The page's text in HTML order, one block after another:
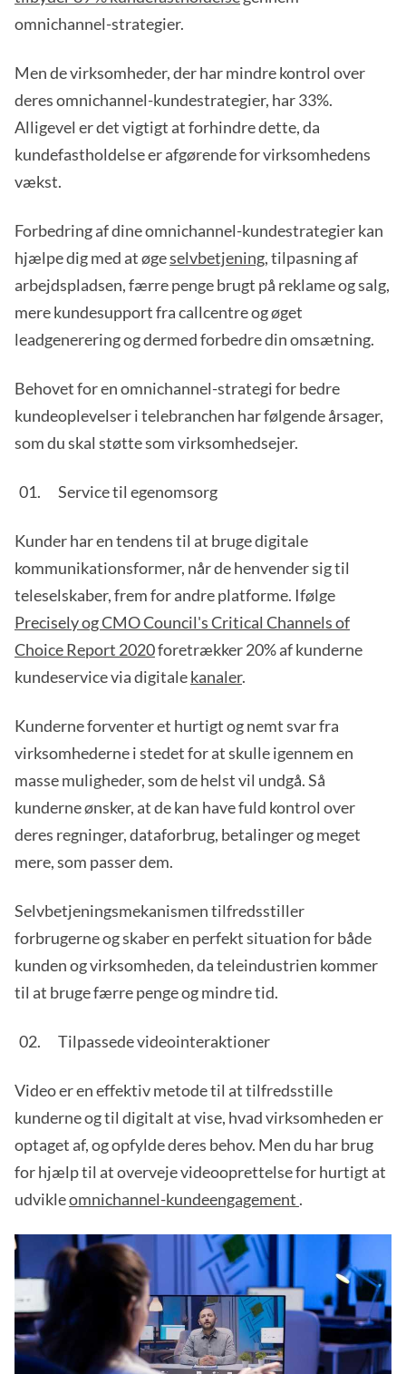
omnichannel-strategier.
Men de virksomheder, der har mindre kontrol over
deres omnichannel-kundestrategier, har 33%.
Alligevel er det vigtigt at forhindre dette, da
kundefastholdelse er afgørende for virksomhedens
vækst.
Forbedring af dine omnichannel-kundestrategier kan
hjælpe dig med at øgeselvbetjening, tilpasning af
arbejdspladsen, færre penge brugt på reklame og salg,
mere kundesupport fra callcentre og øget
leadgenerering og dermed forbedre din omsætning.
Behovet for en omnichannel-strategi for bedre
kundeoplevelser i telebranchen har følgende årsager,
som du skal støtte som virksomhedsejer.
Service til egenomsorg
Kunder har en tendens til at bruge digitale
kommunikationsformer, når de henvender sig til
teleselskaber, frem for andre platforme. Ifølge
Precisely og CMO Council's Critical Channels of
Choice Report 2020foretrækker 20% af kunderne
kundeservice via digitalekanaler.
Kunderne forventer et hurtigt og nemt svar fra
virksomhederne i stedet for at skulle igennem en
masse muligheder, som de helst vil undgå. Så
kunderne ønsker, at de kan have fuld kontrol over
deres regninger, dataforbrug, betalinger og meget
mere, som passer dem.
Selvbetjeningsmekanismen tilfredsstiller
forbrugerne og skaber en perfekt situation for både
kunden og virksomheden, da teleindustrien kommer
til at bruge færre penge og mindre tid.
Tilpassede videointeraktioner
Video er en effektiv metode til at tilfredsstille
kunderne og til digitalt at vise, hvad virksomheden er
optaget af, og opfylde deres behov. Men du har brug
for hjælp til at overveje videooprettelse for hurtigt at
udvikleomnichannel-kundeengagement .